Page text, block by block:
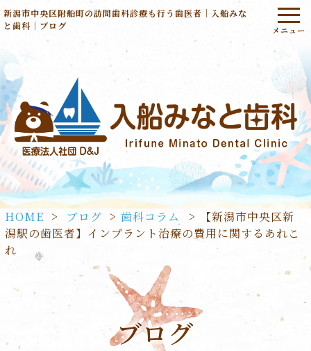
新潟市中央区附船町の訪問歯科診療も行う歯医者｜入船みな
と歯科｜ブログ
HOME > ブログ > 歯科コラム >
【新潟市中央区新
潟駅の歯医者】インプラント治療の費用に関するあれこ
れ
ブログ